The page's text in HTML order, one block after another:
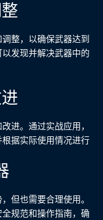
整，以确保武器达到
发现并解决武器中的
进。通过实战应用，
据实际使用情况进行
但也需要合理使用。
规范和操作指南，确